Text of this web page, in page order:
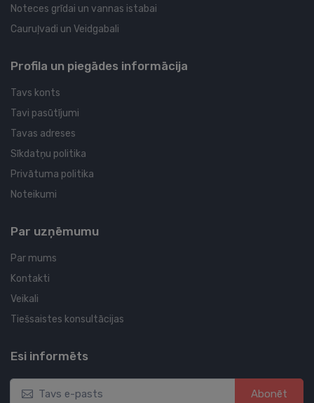
Noteces grīdai un vannas istabai
Cauruļvadi un Veidgabali
Profila un piegādes informācija
Tavs konts
Tavi pasūtījumi
Tavas adreses
Sīkdatņu politika
Privātuma politika
Noteikumi
Par uzņēmumu
Par mums
Kontakti
Veikali
Tiešsaistes konsultācijas
Esi informēts
Abonēt